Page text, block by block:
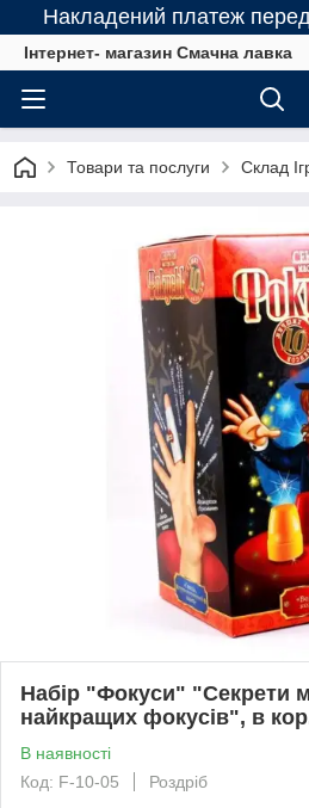
Накладений платеж
Інтернет- магазин Смачна лавка
Товари та послуги Склад
Набір "Фокуси" "Секрети
найкращих фокусів", в
В наявності
Код: F-10-05
Роздріб